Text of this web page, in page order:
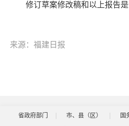
修订草案修改稿和以上报告是
来源：福建日报
省政府部门 市、县（区） 国